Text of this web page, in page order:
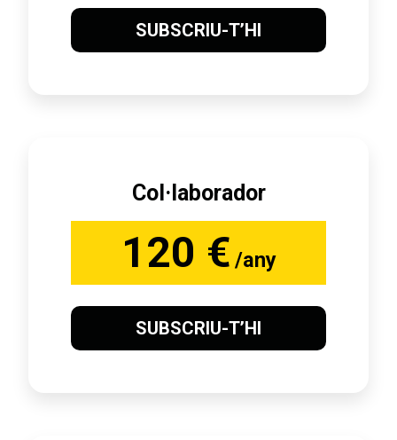
SUBSCRIU-T’HI
Col·laborador
120 € /any
SUBSCRIU-T’HI